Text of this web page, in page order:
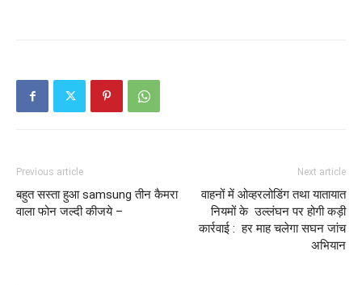
Previous article
बहुत सस्ता हुआ samsung तीन कैमरा
वाला फोन जल्दी कीजये –
Next article
वाहनों में ओव्हरलोडिंग तथा यातायात
नियमों के उल्लंघन पर होगी कड़ी
कार्रवाई : हर माह चलेगा सघन जांच
अभियान